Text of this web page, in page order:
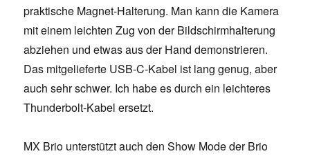
praktische Magnet-Halterung. Man kann die Kamera
mit einem leichten Zug von der Bildschirmhalterung
abziehen und etwas aus der Hand demonstrieren.
Das mitgelieferte USB-C-Kabel ist lang genug, aber
auch sehr schwer. Ich habe es durch ein leichteres
Thunderbolt-Kabel ersetzt.
MX Brio unterstützt auch den Show Mode der Brio